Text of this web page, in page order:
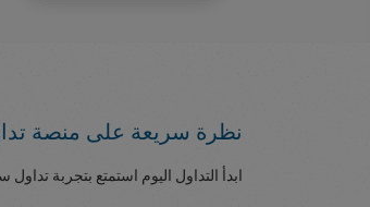
نظرة سريعة على منصة
ابدأ التداول اليوم استمتع بتجربة